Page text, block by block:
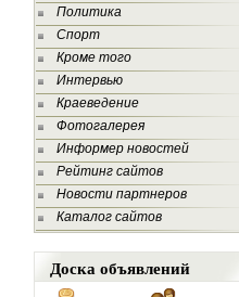
Политика
Спорт
Кроме того
Интервью
Краеведение
Фотогалерея
Информер новостей
Рейтинг сайтов
Новости партнеров
Каталог сайтов
Доска объявлений